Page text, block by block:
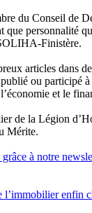
du Conseil de
que personnalité
Finistère.
articles dans
ou participé
et le
de la Légion
Mérite.
à notre
l’immobilierenfin